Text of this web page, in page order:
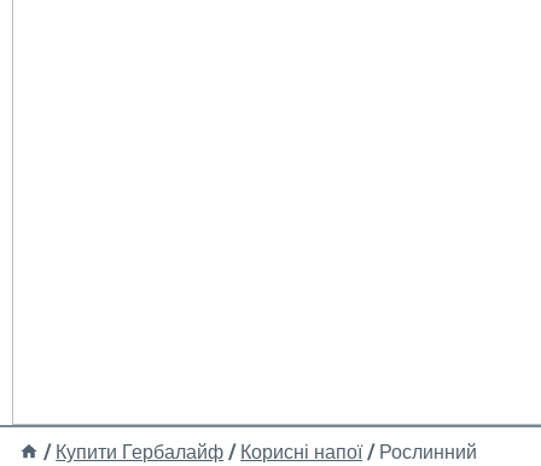
/ Купити Гербалайф/ Корисні напої/ Рослинний